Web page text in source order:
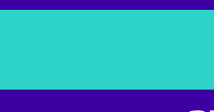
Posesión de De la